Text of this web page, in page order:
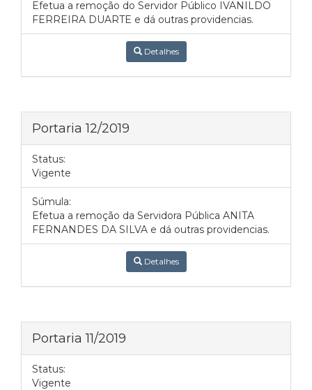
Efetua a remoção do Servidor Público IVANILDO
FERREIRA DUARTE e dá outras providencias.
Detalhes
Portaria 12/2019
Status:
Vigente
Súmula:
Efetua a remoção da Servidora Pública ANITA
FERNANDES DA SILVA e dá outras providencias.
Detalhes
Portaria 11/2019
Status:
Vigente